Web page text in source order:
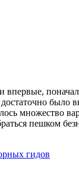
впервые,
было
пешком
гидов